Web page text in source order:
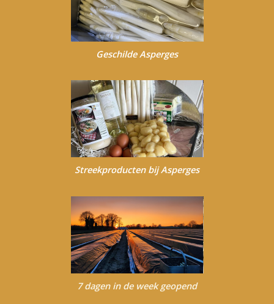
Geschilde Asperges
Streekproducten bij Asperges
7 dagen in de week geopend